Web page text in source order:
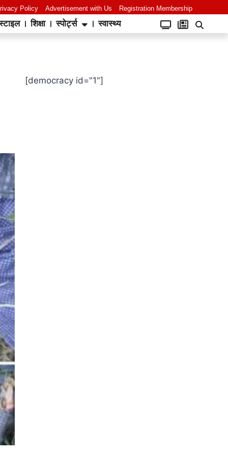
Policy Advertisement with Us Registration Membership
शिक्षा स्पोर्ट्स स्वास्थ्य
[democracy id="1"]